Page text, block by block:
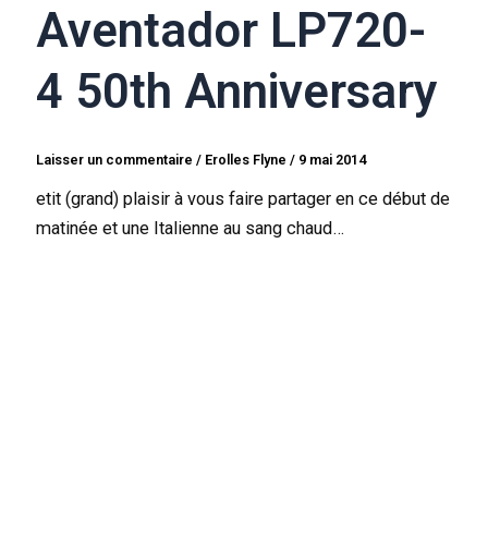
Aventador LP720-
4 50th Anniversary
Laisser un commentaire / Erolles Flyne/ 9 mai 2014
etit (grand) plaisir à vous faire partager en ce début de
matinée et une Italienne au sang chaud…